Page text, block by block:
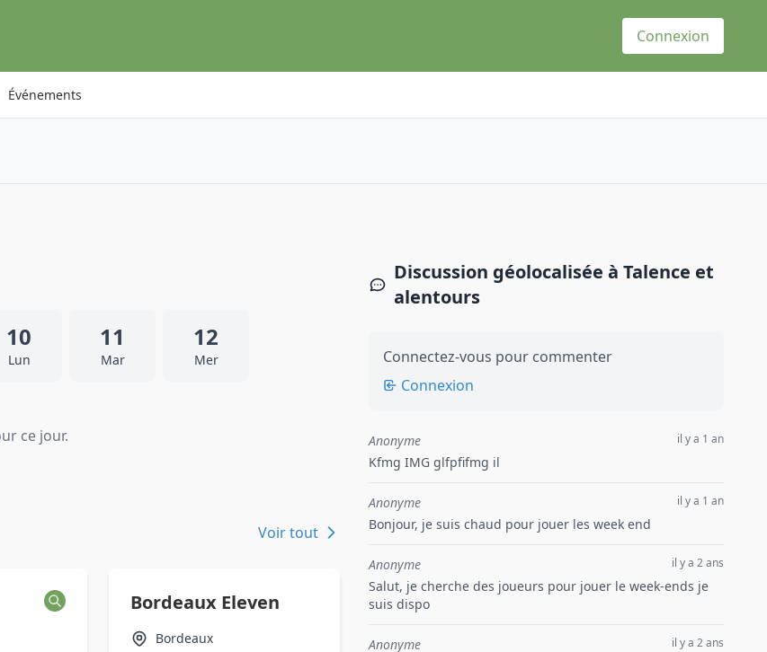
Connexion
Événements
10
Lun
11
Mar
12
Mer
ce jour.
Voir tout
Bordeaux Eleven
Bordeaux
Discussion géolocalisée à Talence et
alentours
Connectez-vous pour commenter
Connexion
Anonyme il y a 1 an
Kfmg IMG glfpfifmg il
Anonyme il y a 1 an
Bonjour, je suis chaud pour jouer les week end
Anonyme il y a 2 ans
Salut, je cherche des joueurs pour jouer le week-ends je
suis dispo
Anonyme il y a 2 ans